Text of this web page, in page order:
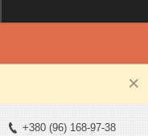
+380 (96) 168-97-38